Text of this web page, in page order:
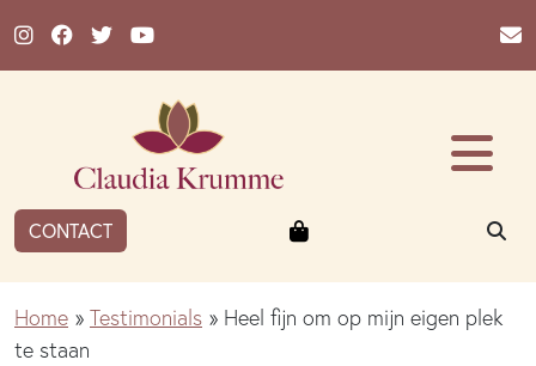
CONTACT Winkelmandje
Home » Testimonials » Heel fijn om op mijn eigen plek
te staan